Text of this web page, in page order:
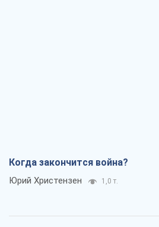
Когда закончится война?
Юрий Христензен 1,0 т.